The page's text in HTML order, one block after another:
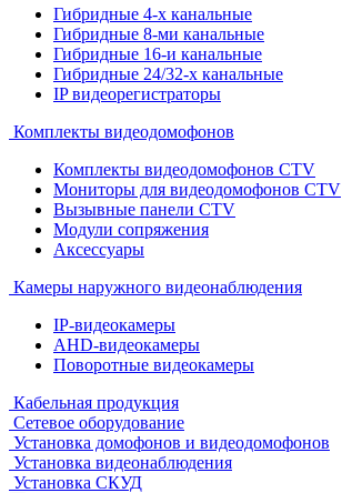
Гибридные 4-х канальные
Гибридные 8-ми канальные
Гибридные 16-и канальные
Гибридные 24/32-х канальные
IP видеорегистраторы
Комплекты видеодомофонов
Комплекты видеодомофонов CTV
Мониторы для видеодомофонов CTV
Вызывные панели CTV
Модули сопряжения
Аксессуары
Камеры наружного видеонаблюдения
IP-видеокамеры
AHD-видеокамеры
Поворотные видеокамеры
Кабельная продукция
Сетевое оборудование
Установка домофонов и видеодомофонов
Установка видеонаблюдения
Установка СКУД